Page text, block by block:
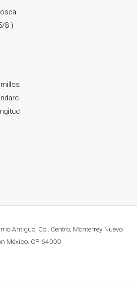
Antiguo, Col. Centro, Monterrey Nuevo
México. CP. 64000